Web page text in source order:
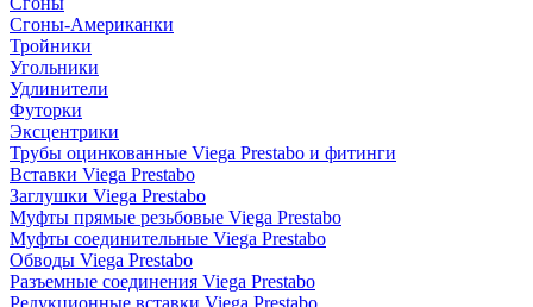
Сгоны-Американки
Тройники
Угольники
Удлинители
Футорки
Эксцентрики
Трубы оцинкованные Viega Prestabo и фитинги
Вставки Viega Prestabo
Заглушки Viega Prestabo
Муфты прямые резьбовые Viega Prestabo
Муфты соединительные Viega Prestabo
Обводы Viega Prestabo
Разъемные соединения Viega Prestabo
Редукционные вставки Viega Prestabo